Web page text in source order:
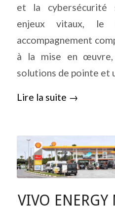
et la cybersécurité
enjeux vitaux, le
accompagnement
à la mise en œuvre,
solutions de pointe et
Lire la suite →
VIVO